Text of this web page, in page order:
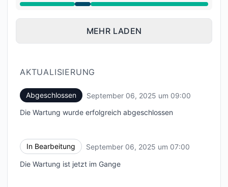
Wartung aus 7:00 AM zu 9:00 AM
MEHR LADEN
AKTUALISIERUNG
Abgeschlossen September 06, 2025 um 09:00
Die Wartung wurde erfolgreich abgeschlossen
In Bearbeitung September 06, 2025 um 07:00
Die Wartung ist jetzt im Gange